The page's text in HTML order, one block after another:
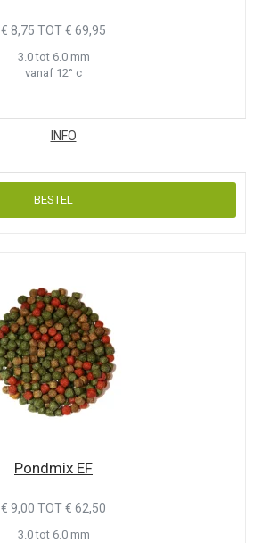
€ 8,75 TOT € 69,95
3.0 tot 6.0 mm
vanaf 12° c
Pondmix EF
€ 9,00 TOT € 62,50
3.0 tot 6.0 mm